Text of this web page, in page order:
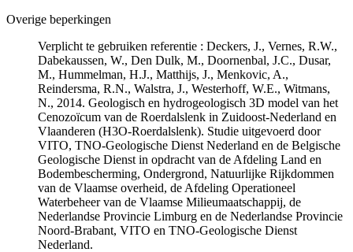
Overige beperkingen
Verplicht te gebruiken referentie : Deckers, J., Vernes, R.W.,
Dabekaussen, W., Den Dulk, M., Doornenbal, J.C., Dusar,
M., Hummelman, H.J., Matthijs, J., Menkovic, A.,
Reindersma, R.N., Walstra, J., Westerhoff, W.E., Witmans,
N., 2014. Geologisch en hydrogeologisch 3D model van het
Cenozoïcum van de Roerdalslenk in Zuidoost-Nederland en
Vlaanderen (H3O-Roerdalslenk). Studie uitgevoerd door
VITO, TNO-Geologische Dienst Nederland en de Belgische
Geologische Dienst in opdracht van de Afdeling Land en
Bodembescherming, Ondergrond, Natuurlijke Rijkdommen
van de Vlaamse overheid, de Afdeling Operationeel
Waterbeheer van de Vlaamse Milieumaatschappij, de
Nederlandse Provincie Limburg en de Nederlandse Provincie
Noord-Brabant, VITO en TNO-Geologische Dienst
Nederland.